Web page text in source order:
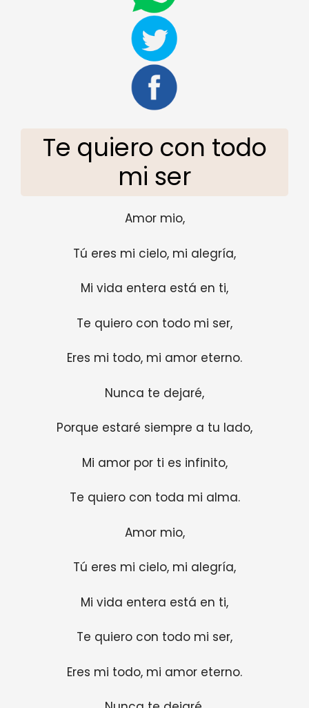
Te quiero con todo
mi ser
Amor mio,
Tú eres mi cielo, mi alegría,
Mi vida entera está en ti,
Te quiero con todo mi ser,
Eres mi todo, mi amor eterno.
Nunca te dejaré,
Porque estaré siempre a tu lado,
Mi amor por ti es infinito,
Te quiero con toda mi alma.
Amor mio,
Tú eres mi cielo, mi alegría,
Mi vida entera está en ti,
Te quiero con todo mi ser,
Eres mi todo, mi amor eterno.